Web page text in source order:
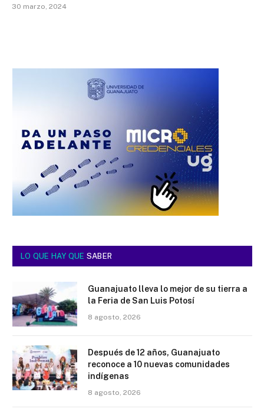
30 marzo, 2024
LO QUE HAY QUE SABER
Guanajuato lleva lo mejor de su tierra a
la Feria de San Luis Potosí
8 agosto, 2026
Después de 12 años, Guanajuato
reconoce a 10 nuevas comunidades
indígenas
8 agosto, 2026